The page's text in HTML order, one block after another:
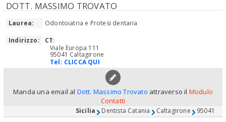
DOTT. MASSIMO TROVATO
Laurea:
Odontoiatria e Protesi dentaria
Indirizzo:
CT:
Viale Europa 111
95041 Caltagirone
Tel: CLICCA QUI
Manda una email al Dott. Massimo Trovato attraverso il Modulo
Contatti
Sicilia Dentista Catania Caltagirone 95041